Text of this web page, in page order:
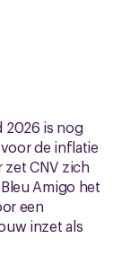
2026 is nog
de inflatie
CNV zich
Amigo het
een
inzet als